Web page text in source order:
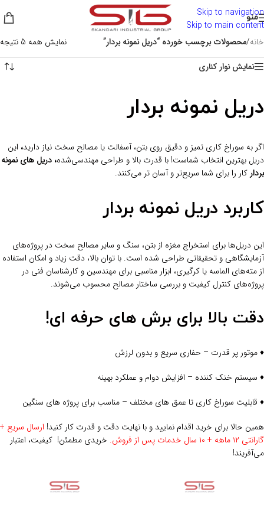
Skip to navigation
Skip to main content
منو
دریل نمونه بردار
اگر به سوراخ‌ کاری تمیز و دقیق روی بتن، آسفالت یا مصالح سخت نیاز دارید، این
دریل بهترین انتخاب شماست! با قدرت بالا و طراحی مهندسی‌شده، دریل های نمونه
بردار کار را برای شما سریع‌تر و آسان‌ تر می‌کنند.
کاربرد دریل نمونه بردار
این دریل‌ها برای استخراج مغزه از بتن، سنگ و سایر مصالح سخت در پروژه‌های
آزمایشگاهی و تحقیقاتی طراحی شده است. با توان بالا، دقت زیاد و امکان استفاده
از مته‌های الماسه یا کرگیری، ابزار مناسبی برای مهندسین و کارشناسان فنی در
پروژه‌های کنترل کیفیت و بررسی ساختار مصالح محسوب می‌شوند.
دقت بالا برای برش‌ های حرفه‌ ای!
♦ موتور پر قدرت – حفاری سریع و بدون لرزش
♦ سیستم خنک‌ کننده – افزایش دوام و عملکرد بهینه
♦ قابلیت سوراخ کاری تا عمق‌ های مختلف – مناسب برای پروژه‌ های سنگین
همین حالا برای خرید اقدام نمایید و با نهایت دقت و قدرت کار کنید! ارسال سریع +
گارانتی ۱۲ ماهه + ۱۰ سال خدمات پس از فروش.
خریدی مطمئن! کیفیت، اعتبار
می‌آفریند!
خانه/محصولات برچسب خورده “دریل نمونه بردار”
نمایش همه 5 نتیجه
نمایش نوار کناری